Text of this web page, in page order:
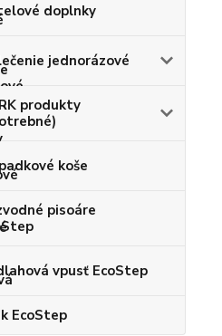
doplnky
jednorázové
produkty
koše
pisoáre
vpusť EcoStep
EcoStep